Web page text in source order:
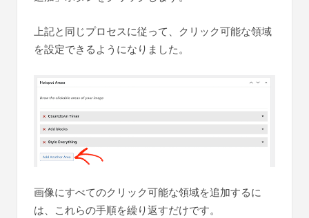
上記と同じプロセスに従って、クリック可能な領域
を設定できるようになりました。
画像にすべてのクリック可能な領域を追加するに
は、これらの手順を繰り返すだけです。